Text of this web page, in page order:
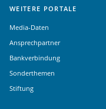
WEITERE PORTALE
Media-Daten
Ansprechpartner
Bankverbindung
Sonderthemen
Stiftung